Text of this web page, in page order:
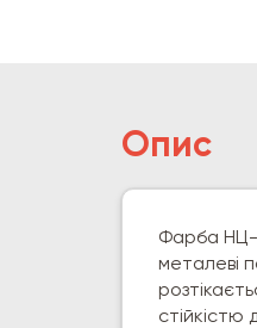
Опис
Фарба НЦ-
металеві
стійкістю